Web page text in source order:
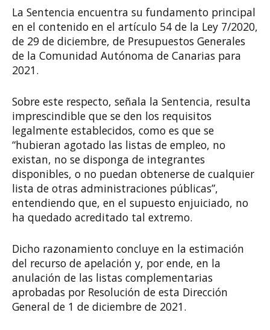
La Sentencia encuentra su fundamento principal
en el contenido en el artículo 54 de la Ley 7/2020,
de 29 de diciembre, de Presupuestos Generales
de la Comunidad Autónoma de Canarias para
2021.
Sobre este respecto, señala la Sentencia, resulta
imprescindible que se den los requisitos
legalmente establecidos, como es que se
“hubieran agotado las listas de empleo, no
existan, no se disponga de integrantes
disponibles, o no puedan obtenerse de cualquier
lista de otras administraciones públicas”,
entendiendo que, en el supuesto enjuiciado, no
ha quedado acreditado tal extremo.
Dicho razonamiento concluye en la estimación
del recurso de apelación y, por ende, en la
anulación de las listas complementarias
aprobadas por Resolución de esta Dirección
General de 1 de diciembre de 2021.